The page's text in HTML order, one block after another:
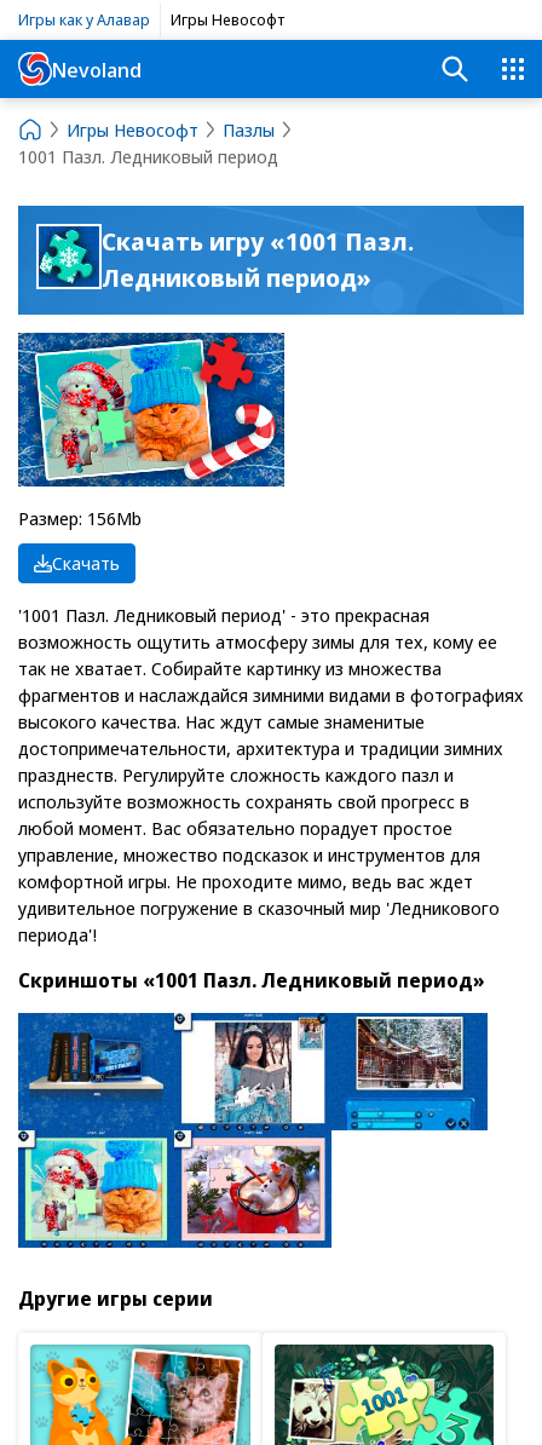
Игры как у Алавар Игры Невософт
Nevoland
Игры Невософт
Пазлы
1001 Пазл. Ледниковый период
Скачать игру «1001 Пазл.
Ледниковый период»
Размер: 156Mb
Скачать
'1001 Пазл. Ледниковый период' - это прекрасная
возможность ощутить атмосферу зимы для тех, кому ее
так не хватает. Собирайте картинку из множества
фрагментов и наслаждайся зимними видами в фотографиях
высокого качества. Нас ждут самые знаменитые
достопримечательности, архитектура и традиции зимних
празднеств. Регулируйте сложность каждого пазл и
используйте возможность сохранять свой прогресс в
любой момент. Вас обязательно порадует простое
управление, множество подсказок и инструментов для
комфортной игры. Не проходите мимо, ведь вас ждет
удивительное погружение в сказочный мир 'Ледникового
периода'!
Скриншоты «1001 Пазл. Ледниковый период»
Другие игры серии